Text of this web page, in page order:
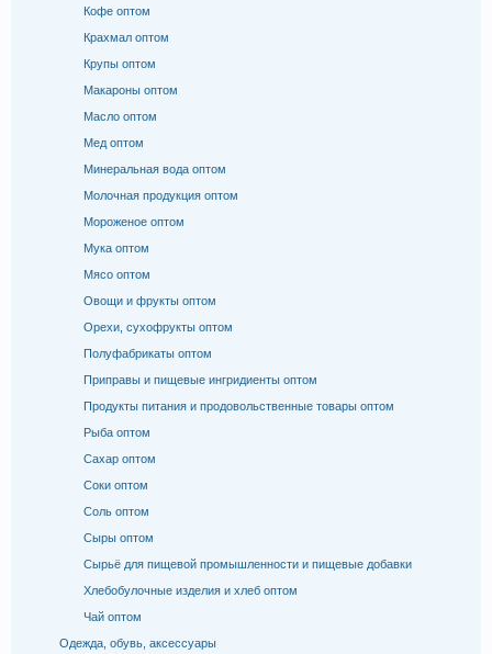
Кофе оптом
Крахмал оптом
Крупы оптом
Макароны оптом
Масло оптом
Мед оптом
Минеральная вода оптом
Молочная продукция оптом
Мороженое оптом
Мука оптом
Мясо оптом
Овощи и фрукты оптом
Орехи, сухофрукты оптом
Полуфабрикаты оптом
Приправы и пищевые ингридиенты оптом
Продукты питания и продовольственные товары оптом
Рыба оптом
Сахар оптом
Соки оптом
Соль оптом
Сыры оптом
Сырьё для пищевой промышленности и пищевые добавки
Хлебобулочные изделия и хлеб оптом
Чай оптом
Одежда, обувь, аксессуары